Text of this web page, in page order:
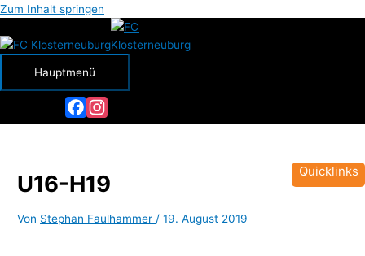
Zum Inhalt springen
Hauptmenü
U16-H19
Von Stephan Faulhammer /19. August 2019
Quicklinks